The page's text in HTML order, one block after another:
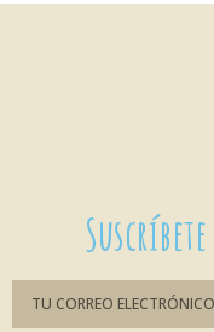
Suscríbete